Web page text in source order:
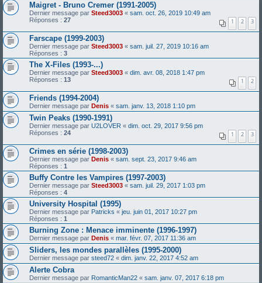
Maigret - Bruno Cremer (1991-2005)
Dernier message par Steed3003 « sam. oct. 26, 2019 10:49 am
Réponses : 27 1 2 3
Farscape (1999-2003)
Dernier message par Steed3003 « sam. juil. 27, 2019 10:16 am
Réponses : 3
The X-Files (1993-...)
Dernier message par Steed3003 « dim. avr. 08, 2018 1:47 pm
Réponses : 13 1 2
Friends (1994-2004)
Dernier message par Denis « sam. janv. 13, 2018 1:10 pm
Twin Peaks (1990-1991)
Dernier message par U2LOVER « dim. oct. 29, 2017 9:56 pm
Réponses : 24 1 2 3
Crimes en série (1998-2003)
Dernier message par Denis « sam. sept. 23, 2017 9:46 am
Réponses : 1
Buffy Contre les Vampires (1997-2003)
Dernier message par Steed3003 « sam. juil. 29, 2017 1:03 pm
Réponses : 4
University Hospital (1995)
Dernier message par Patricks « jeu. juin 01, 2017 10:27 pm
Réponses : 1
Burning Zone : Menace imminente (1996-1997)
Dernier message par Denis « mar. févr. 07, 2017 11:36 am
Sliders, les mondes parallèles (1995-2000)
Dernier message par steed72 « dim. janv. 22, 2017 4:52 am
Alerte Cobra
Dernier message par RomanticMan22 « sam. janv. 07, 2017 6:18 pm